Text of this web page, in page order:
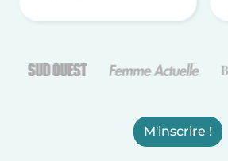
M'inscrire !